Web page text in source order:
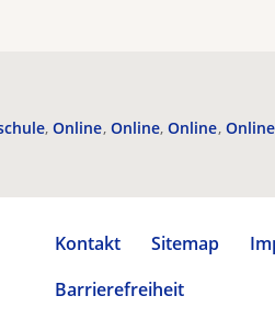
Online Online Online
Kontakt Sitemap
Barrierefreiheit